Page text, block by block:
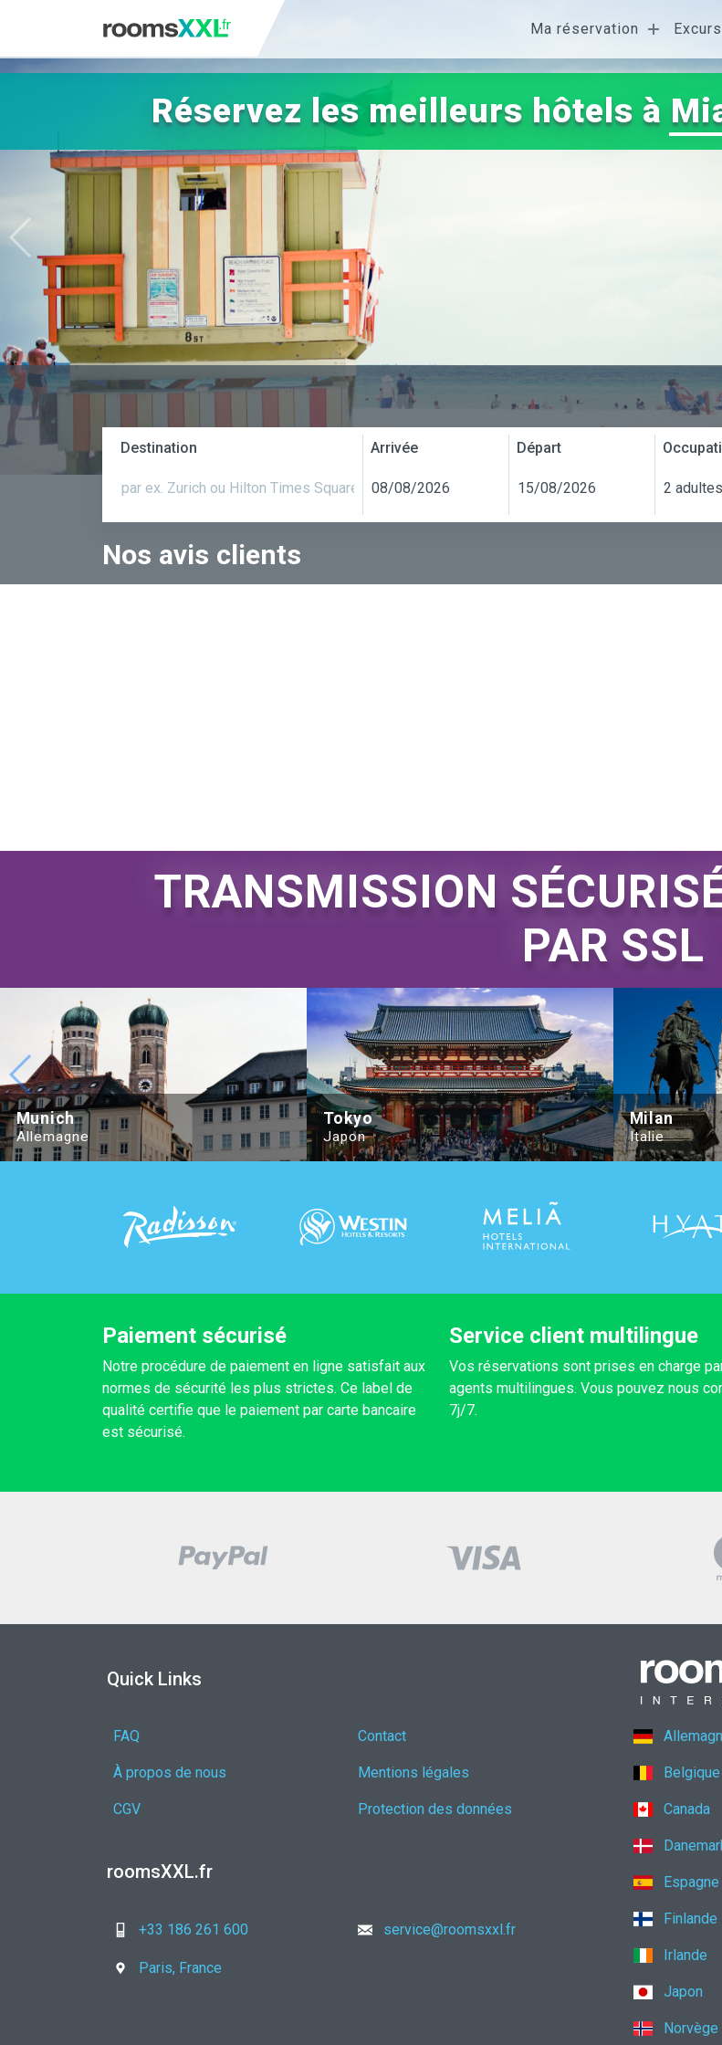
Ma réservation
Réservez les meilleurs hôtels à
Destination Arrivée Départ
Nos avis clients
TRANSMISSION
PAR SSL
Hotel Adagio, Autograph Collection
Munich
Allemagne
Hotel München Palace
Tokyo
Japon
Hilton Tokyo
Milan
Italie
Paiement sécurisé
Notre procédure de paiement en ligne satisfait aux
normes de sécurité les plus strictes. Ce label de
qualité certifie que le paiement par carte bancaire
est sécurisé.
Service client multilingue
Vos réservations sont prises en charge
agents multilingues. Vous pouvez nous
7j/7.
Quick Links
FAQ Contact
À propos de nous Mentions légales
CGV Protection des données
roomsXXL.fr
+33 186 261 600 service@roomsxxl.fr
Paris, France
Belgique
Canada
Espagne
Finlande
Irlande
Japon
Norvège